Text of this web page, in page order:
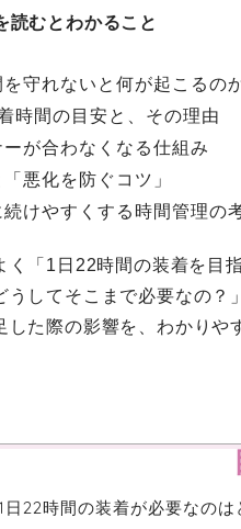
読むとわかること
守れないと何が起こるの
時間の目安と、その理由
ーが合わなくなる仕組み
悪化を防ぐコツ」
けやすくする時間管理の
く「1日22時間の装着を目
うしてそこまで必要なの？
した際の影響を、わかりや
日22時間の装着が必要なのは